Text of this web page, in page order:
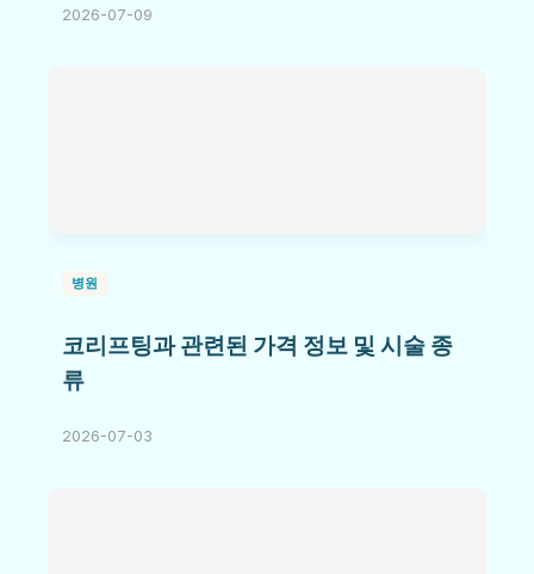
2026-07-09
병원
코리프팅과 관련된 가격 정보 및 시술 종
류
2026-07-03